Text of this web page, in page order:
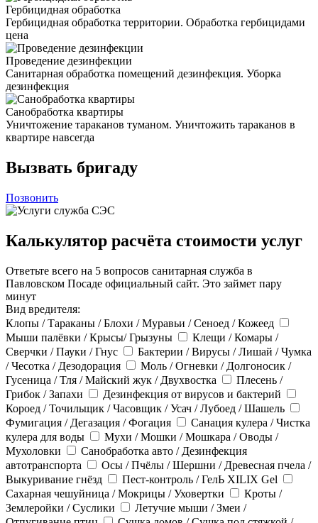
Гербицидная обработка
Гербицидная обработка территории. Обработка гербицидами
цена
Проведение дезинфекции
Санитарная обработка помещений дезинфекция. Уборка
дезинфекция
Санобработка квартиры
Уничтожение тараканов туманом. Уничтожить тараканов в
квартире навсегда
Вызвать бригаду
Позвонить
Калькулятор расчёта стоимости услуг
Ответьте всего на 5 вопросов санитарная служба в
Павловском Посаде официальный сайт. Это займет пару
минут
Вид вредителя:
Клопы / Тараканы / Блохи / Муравьи / Сеноед / Кожеед
Мыши палёвки / Крысы/ Грызуны
Клещи / Комары /
Сверчки / Пауки / Гнус
Бактерии / Вирусы / Лишай / Чумка
/ Чесотка / Дезодорация
Моль / Огневки / Долгоносик /
Гусеница / Тля / Майский жук / Двухвостка
Плесень /
Грибок / Запахи
Дезинфекция от вирусов и бактерий
Короед / Точильщик / Часовщик / Усач / Лубоед / Шашель
Фумигация / Дегазация / Фогация
Санация кулера / Чистка
кулера для воды
Мухи / Мошки / Мошкара / Оводы /
Мухоловки
Санобработка авто / Дезинфекция
автотранспорта
Осы / Пчёлы / Шершни / Древесная пчела /
Выкуривание гнёзд
Пест-контроль / ГелЬ XILIX Gel
Сахарная чешуйница / Мокрицы / Уховертки
Кроты /
Землеройки / Суслики
Летучие мыши / Змеи /